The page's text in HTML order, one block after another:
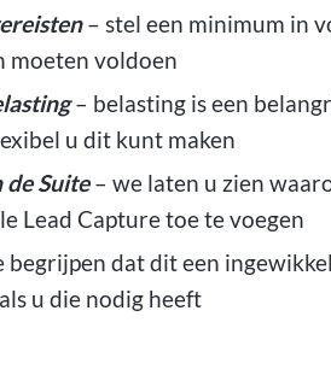
– stel een minimum in
moeten voldoen
– belasting is een
u dit kunt maken
Suite– we laten u zien
Lead Capture toe te voegen
begrijpen dat dit een
u die nodig heeft